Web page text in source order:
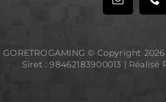
GORETROGAMING © Copyright
Siret : 98462183900013 | Réalisé